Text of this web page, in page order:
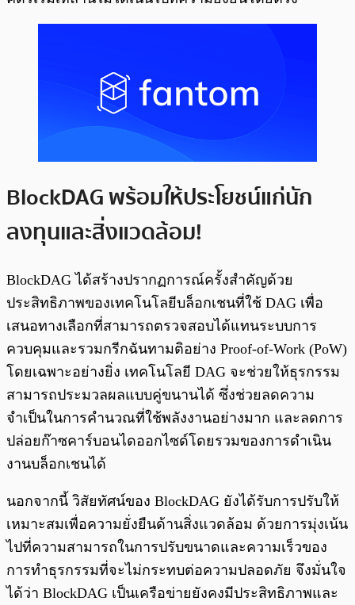
BlockDAG พร้อมให้ประโยชน์แก่นัก
ลงทุนและสิ่งแวดล้อม!
BlockDAG ได้สร้างปรากฏการณ์ครั้งสำคัญด้วย
ประสิทธิภาพของเทคโนโลยีบล็อกเชนที่ใช้ DAG เพื่อ
เสนอทางเลือกที่สามารถตรวจสอบได้แทนระบบการ
ควบคุมและรวมกรีกฉันทามติอย่าง Proof-of-Work (PoW)
โดยเฉพาะอย่างยิ่ง เทคโนโลยี DAG จะช่วยให้ธุรกรรม
สามารถประมวลผลแบบคู่ขนานได้ ซึ่งช่วยลดความ
จำเป็นในการคำนวณที่ใช้พลังงานอย่างมาก และลดการ
ปล่อยก๊าซคาร์บอนไดออกไซด์โดยรวมของการดำเนิน
งานบล็อกเชนได้
นอกจากนี้ วิสัยทัศน์ของ BlockDAG ยังได้รับการปรับให้
เหมาะสมเพื่อความยั่งยืนด้านสิ่งแวดล้อม ด้วยการมุ่งเน้น
ไปที่ความสามารถในการปรับขนาดและความเร็วของ
การทำธุรกรรมที่จะไม่กระทบต่อความปลอดภัย จึงมั่นใจ
ได้ว่า BlockDAG เป็นเครือข่ายยังคงมีประสิทธิภาพและ